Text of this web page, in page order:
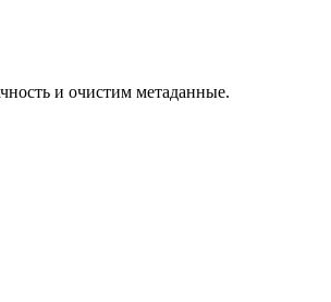
и очистим метаданные.